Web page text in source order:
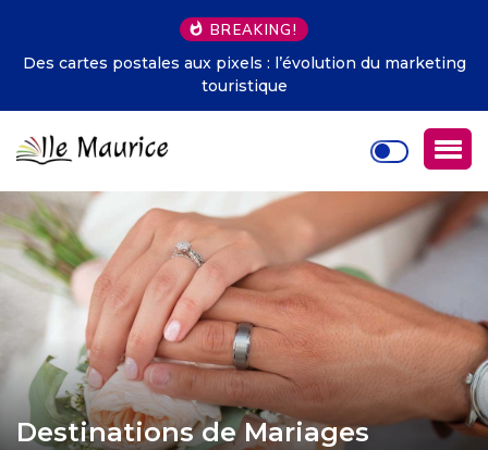
BREAKING!
Des cartes postales aux pixels : l’évolution du marketing
touristique
Destinations de Mariages